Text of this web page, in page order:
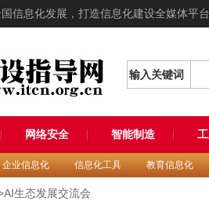
信息化发展，打造信息化建设全媒体平台
输入关键词
网络安全 智能制造
企业信息化 信息化工具 教育信息化
生态发展交流会